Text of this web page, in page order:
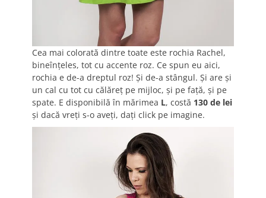
Cea mai colorată dintre toate este rochia Rachel,
bineînţeles, tot cu accente roz. Ce spun eu aici,
rochia e de-a dreptul roz! Şi de-a stângul. Şi are şi
un cal cu tot cu călăreţ pe mijloc, şi pe faţă, şi pe
spate. E disponibilă în mărimea L, costă 130 de lei
şi dacă vreţi s-o aveţi, daţi click pe imagine.